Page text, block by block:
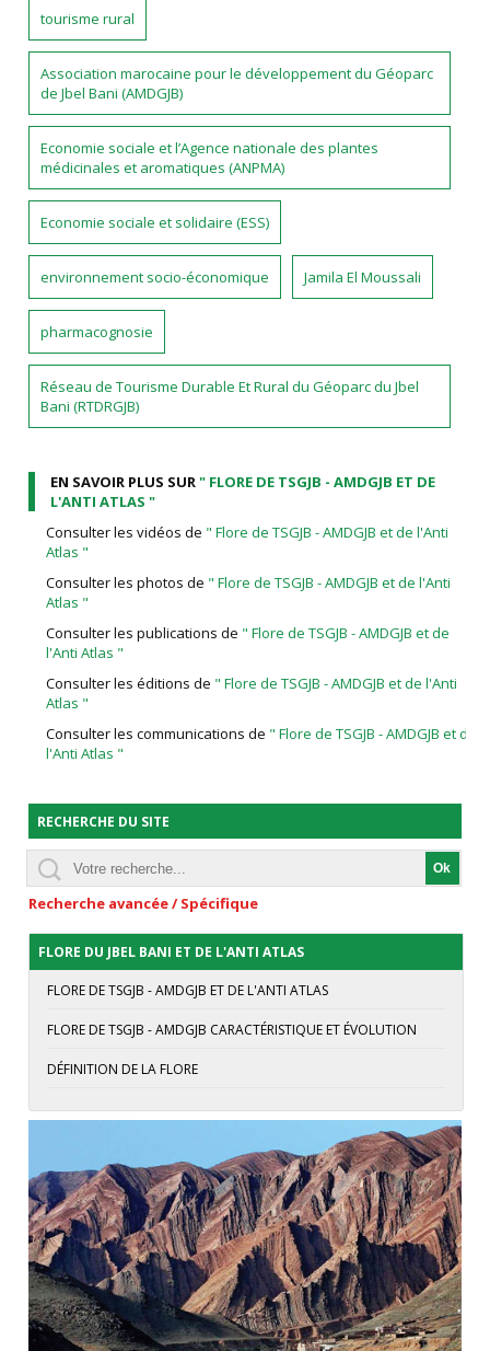
tourisme rural
Association marocaine pour le développement du Géoparc
de Jbel Bani (AMDGJB)
Economie sociale et l’Agence nationale des plantes
médicinales et aromatiques (ANPMA)
Economie sociale et solidaire (ESS)
environnement socio-économique Jamila El Moussali
pharmacognosie
Réseau de Tourisme Durable Et Rural du Géoparc du Jbel
Bani (RTDRGJB)
EN SAVOIR PLUS SUR" FLORE DE TSGJB - AMDGJB ET DE
L'ANTI ATLAS "
Consulter les vidéos de " Flore de TSGJB - AMDGJB et de l'Anti
Atlas "
Consulter les photos de " Flore de TSGJB - AMDGJB et de l'Anti
Atlas "
Consulter les publications de " Flore de TSGJB - AMDGJB et de
l'Anti Atlas "
Consulter les éditions de " Flore de TSGJB - AMDGJB et de l'Anti
Atlas "
Consulter les communications de " Flore de TSGJB - AMDGJB et de
l'Anti Atlas "
RECHERCHE DU SITE
Recherche avancée / Spécifique
FLORE DU JBEL BANI ET DE L'ANTI ATLAS
FLORE DE TSGJB - AMDGJB ET DE L'ANTI ATLAS
FLORE DE TSGJB - AMDGJB CARACTÉRISTIQUE ET ÉVOLUTION
DÉFINITION DE LA FLORE